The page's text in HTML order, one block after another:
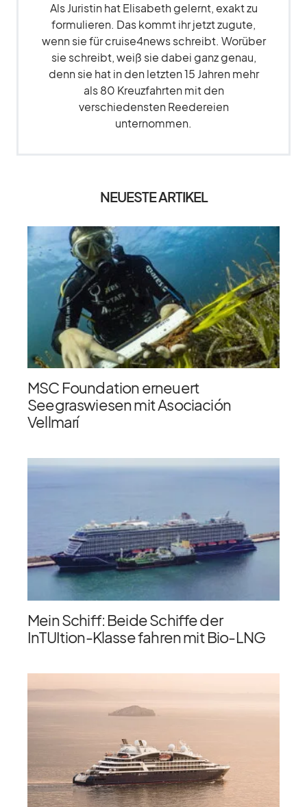
Als Juristin hat Elisabeth gelernt, exakt zu
formulieren. Das kommt ihr jetzt zugute,
wenn sie für cruise4news schreibt. Worüber
sie schreibt, weiß sie dabei ganz genau,
denn sie hat in den letzten 15 Jahren mehr
als 80 Kreuzfahrten mit den
verschiedensten Reedereien
unternommen.
NEUESTE ARTIKEL
MSC Foundation erneuert
Seegraswiesen mit Asociación
Vellmarí
Mein Schiff: Beide Schiffe der
InTUItion-Klasse fahren mit Bio-LNG